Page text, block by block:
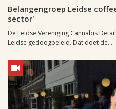
Belangengroep Leidse
sector'
De Leidse Vereniging Cannabis
Leidse gedoogbeleid. Dat doet de...